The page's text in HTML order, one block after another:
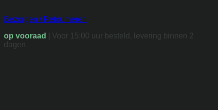
Bezorgen / Retourneren
op vooraad
| Voor 15:00 uur besteld, levering binnen 2
dagen